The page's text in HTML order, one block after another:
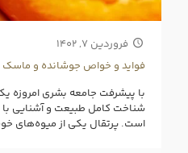
فروردین ۷, ۱۴۰۲
فواید و خواص جوشانده و
با پیشرفت جامعه بشری امروزه
شناخت کامل طبیعت و آشنایی
است. پرتقال یکی از میوه‌های